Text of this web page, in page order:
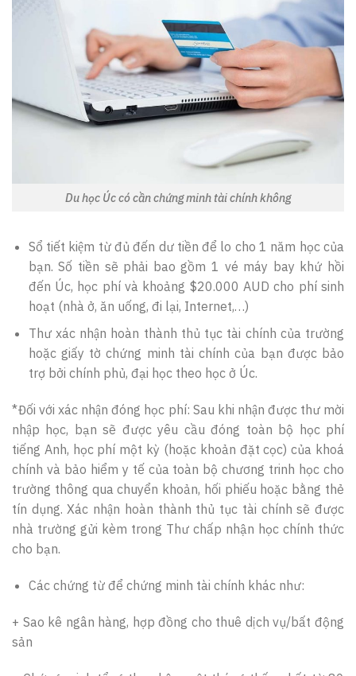
Du học Úc có cần chứng minh tài chính không
Sổ tiết kiệm từ đủ đến dư tiền để lo cho 1 năm học của
bạn. Số tiền sẽ phải bao gồm 1 vé máy bay khứ hồi
đến Úc, học phí và khoảng $20.000 AUD cho phí sinh
hoạt (nhà ở, ăn uống, đi lại, Internet,…)
Thư xác nhận hoàn thành thủ tục tài chính của trường
hoặc giấy tờ chứng minh tài chính của bạn được bảo
trợ bởi chính phủ, đại học theo học ở Úc.
*Đối với xác nhận đóng học phí: Sau khi nhận được thư mời
nhập học, bạn sẽ được yêu cầu đóng toàn bộ học phí
tiếng Anh, học phí một kỳ (hoặc khoản đặt cọc) của khoá
chính và bảo hiểm y tế của toàn bộ chương trinh học cho
trường thông qua chuyển khoản, hối phiếu hoặc bằng thẻ
tín dụng. Xác nhận hoàn thành thủ tục tài chính sẽ được
nhà trường gửi kèm trong Thư chấp nhận học chính thức
cho bạn.
Các chứng từ để chứng minh tài chính khác như:
+ Sao kê ngân hàng, hợp đồng cho thuê dịch vụ/bất động
sản